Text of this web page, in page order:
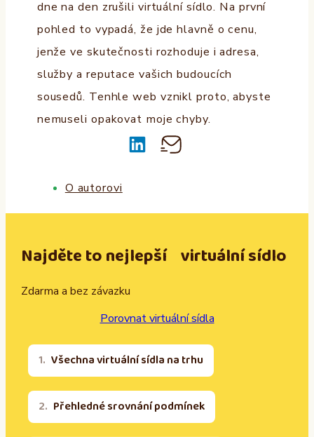
dne na den zrušili virtuální sídlo. Na první
pohled to vypadá, že jde hlavně o cenu,
jenže ve skutečnosti rozhoduje i adresa,
služby a reputace vašich budoucích
sousedů. Tenhle web vznikl proto, abyste
nemuseli opakovat moje chyby.
O autorovi
Najděte to nejlepší virtuální sídlo
Zdarma a bez závazku
Porovnat virtuální sídla
Všechna virtuální sídla na trhu
Přehledné srovnání podmínek